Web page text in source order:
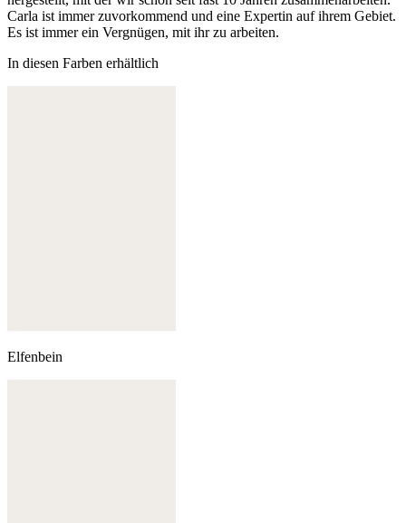
Carla ist immer zuvorkommend und eine Expertin auf ihrem Gebiet.
Es ist immer ein Vergnügen, mit ihr zu arbeiten.
In diesen Farben erhältlich
Elfenbein